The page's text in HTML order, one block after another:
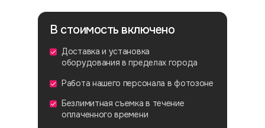
В стоимость включено
Безлимитная съемка в течение
оплаченного времени
Работа нашего персонала в фотозоне
Доставка и установка
оборудования в пределах города